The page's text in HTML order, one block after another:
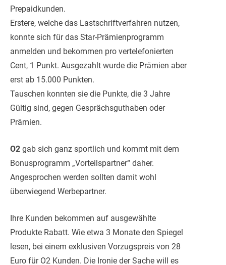
Prepaidkunden.
Erstere, welche das Lastschriftverfahren nutzen,
konnte sich für das Star-Prämienprogramm
anmelden und bekommen pro vertelefonierten
Cent, 1 Punkt. Ausgezahlt wurde die Prämien aber
erst ab 15.000 Punkten.
Tauschen konnten sie die Punkte, die 3 Jahre
Gültig sind, gegen Gesprächsguthaben oder
Prämien.
O2 gab sich ganz sportlich und kommt mit dem
Bonusprogramm „Vorteilspartner“ daher.
Angesprochen werden sollten damit wohl
überwiegend Werbepartner.
Ihre Kunden bekommen auf ausgewählte
Produkte Rabatt. Wie etwa 3 Monate den Spiegel
lesen, bei einem exklusiven Vorzugspreis von 28
Euro für O2 Kunden. Die Ironie der Sache will es